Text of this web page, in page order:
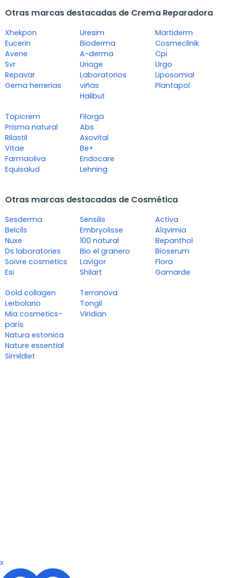
Otras marcas destacadas de Crema Reparadora
Xhekpon
Eucerin
Avene
Svr
Repavar
Gema herrerias
Uresim
Bioderma
A-derma
Uriage
Laboratorios
viñas
Halibut
Martiderm
Cosmeclinik
Cpi
Urgo
Liposomial
Plantapol
Topicrem
Prisma natural
Rilastil
Vitae
Farmaoliva
Equisalud
Filorga
Abs
Axovital
Be+
Endocare
Lehning
Otras marcas destacadas de Cosmética
Sesderma
Belcils
Nuxe
Ds laboratories
Soivre cosmetics
Esi
Sensilis
Embryolisse
100 natural
Bio el granero
Lavigor
Shilart
Activa
Alqvimia
Bepanthol
Bioserum
Flora
Gamarde
Gold collagen
Lerbolario
Mia cosmetics-
parís
Natura estonica
Nature essential
Simildiet
Terranova
Tongil
Viridian
x